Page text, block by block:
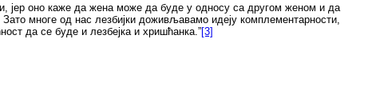
јер оно каже да жена може да буде у односу са другом женом и да
Зато многе од нас лезбијки доживљавамо идеју комплементарности,
да се буде и лезбејка и хришћанка.”[3]